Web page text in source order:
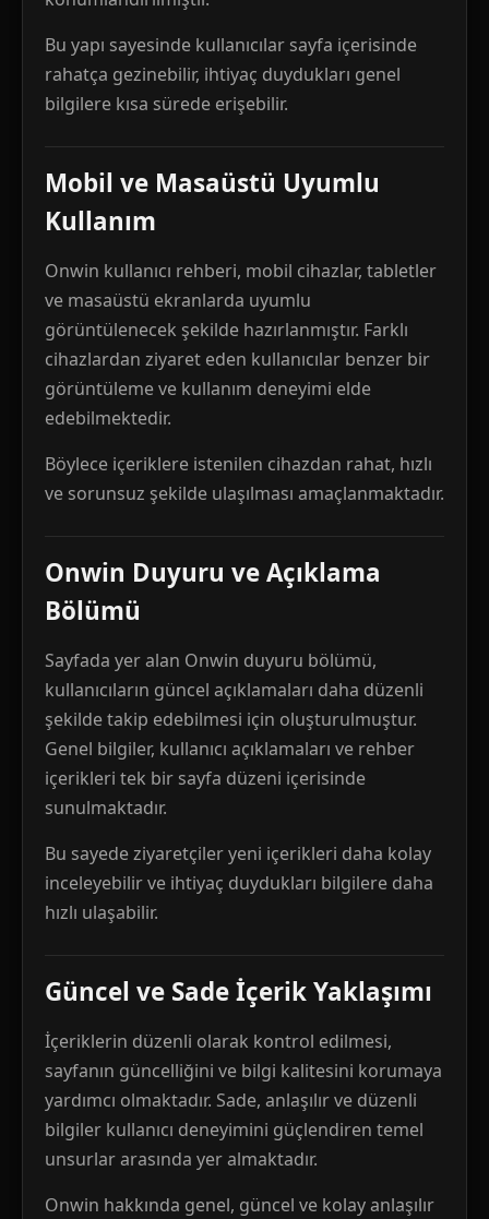
Bu yapı sayesinde kullanıcılar sayfa içerisinde
rahatça gezinebilir, ihtiyaç duydukları genel
bilgilere kısa sürede erişebilir.
Mobil ve Masaüstü Uyumlu
Kullanım
Onwin kullanıcı rehberi, mobil cihazlar, tabletler
ve masaüstü ekranlarda uyumlu
görüntülenecek şekilde hazırlanmıştır. Farklı
cihazlardan ziyaret eden kullanıcılar benzer bir
görüntüleme ve kullanım deneyimi elde
edebilmektedir.
Böylece içeriklere istenilen cihazdan rahat, hızlı
ve sorunsuz şekilde ulaşılması amaçlanmaktadır.
Onwin Duyuru ve Açıklama
Bölümü
Sayfada yer alan Onwin duyuru bölümü,
kullanıcıların güncel açıklamaları daha düzenli
şekilde takip edebilmesi için oluşturulmuştur.
Genel bilgiler, kullanıcı açıklamaları ve rehber
içerikleri tek bir sayfa düzeni içerisinde
sunulmaktadır.
Bu sayede ziyaretçiler yeni içerikleri daha kolay
inceleyebilir ve ihtiyaç duydukları bilgilere daha
hızlı ulaşabilir.
Güncel ve Sade İçerik Yaklaşımı
İçeriklerin düzenli olarak kontrol edilmesi,
sayfanın güncelliğini ve bilgi kalitesini korumaya
yardımcı olmaktadır. Sade, anlaşılır ve düzenli
bilgiler kullanıcı deneyimini güçlendiren temel
unsurlar arasında yer almaktadır.
Onwin hakkında genel, güncel ve kolay anlaşılır